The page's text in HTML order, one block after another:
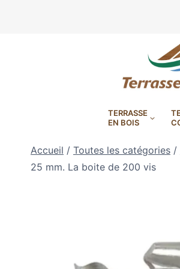
TERRASSE
EN BOIS
EN
BOIS
POUR
LAMES DE
XTRACLAD À
Accueil / Toutes les catégories /
25 mm. La boite de 200 vis